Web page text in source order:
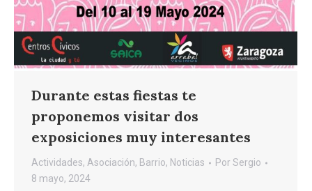
Durante estas fiestas te
proponemos visitar dos
exposiciones muy interesantes
Actividades, Asociación, Barrio, Noticias PorSergio
8 mayo, 2024